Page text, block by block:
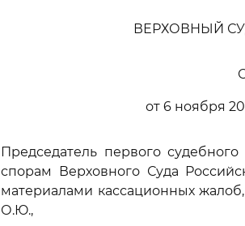
ВЕРХОВНЫЙ
от 6 ноября
Председатель первого
спорам Верховного Суда
материалами кассационных
О.Ю.,